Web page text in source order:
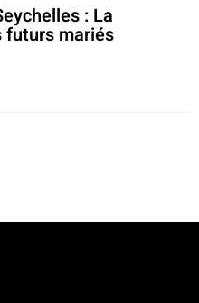
: La
futurs mariés